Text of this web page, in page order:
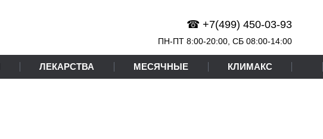
☎ +7(499) 450-03-93
ПН-ПТ 8:00-20:00, СБ 08:00-14:00
ЛЕКАРСТВА МЕСЯЧНЫЕ КЛИМАКС